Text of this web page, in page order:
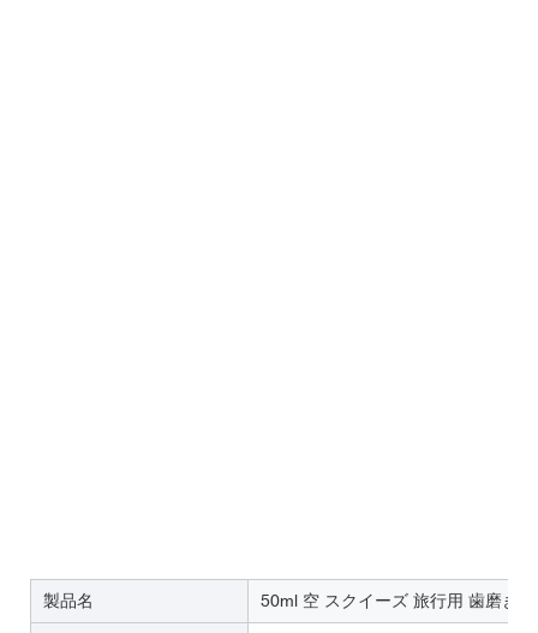
製品名 50ml 空 スクイーズ 旅行用 歯磨き